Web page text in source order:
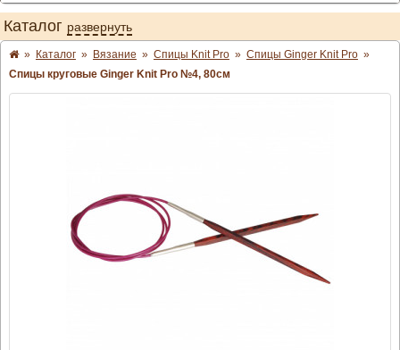
Каталог развернуть
» Каталог » Вязание » Спицы Knit Pro » Спицы Ginger Knit Pro »
Спицы круговые Ginger Knit Pro №4, 80см